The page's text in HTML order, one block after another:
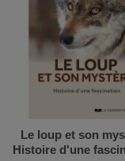
Le loup et son
Histoire d'une